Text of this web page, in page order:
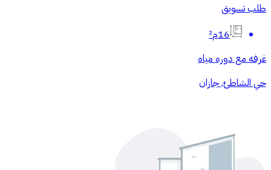
طلب تسويق
16م²
غرفه مع دوره مياه
حي الشاطئ, جازان